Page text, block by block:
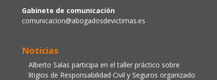
Gabinete de comunicación
comunicacion@abogadosdevictimas.es
Noticias
Alberto Salas participa en el taller práctico sobre
litigios de Responsabilidad Civil y Seguros organizado